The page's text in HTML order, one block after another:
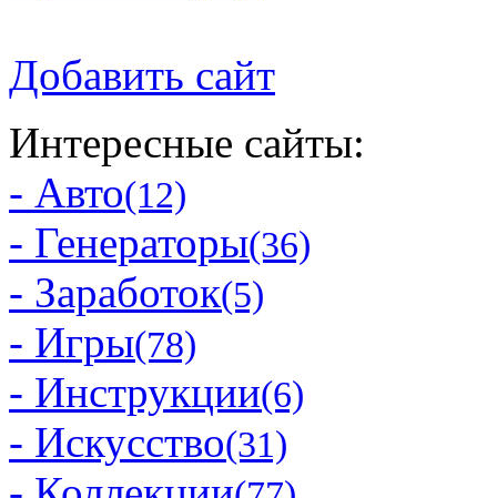
Добавить сайт
Интересные сайты:
- Авто(12)
- Генераторы(36)
- Заработок(5)
- Игры(78)
- Инструкции(6)
- Искусство(31)